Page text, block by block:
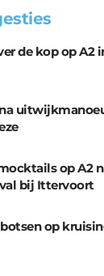
de kop op A2
op A2
bij Ittervoort
op